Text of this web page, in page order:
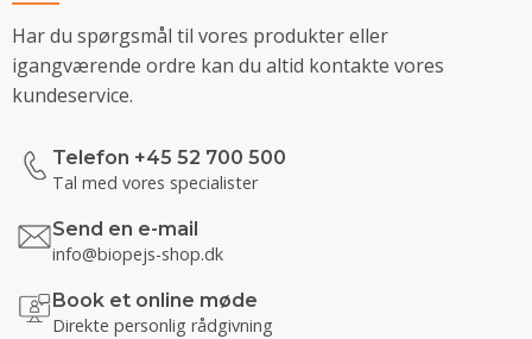
Har du spørgsmål til vores produkter eller
igangværende ordre kan du altid kontakte vores
kundeservice.
Telefon +45 52 700 500
Tal med vores specialister
Send en e-mail
info@biopejs-shop.dk
Book et online møde
Direkte personlig rådgivning